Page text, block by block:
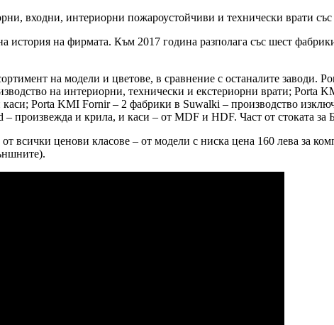
входни, интериорни пожароустойчиви и технически врати
история на фирмата. Към 2017 година разполага със шест
на модели и цветове, в сравнение с останалите заводи.
на интериорни, технически и екстериорни врати; Porta
Porta KMI Fornir – 2 фабрики в Suwalki – производство
произвежда и крила, и каси – от MDF и HDF. Част от стоката за
всички ценови класове – от модели с ниска цена 160 лева за